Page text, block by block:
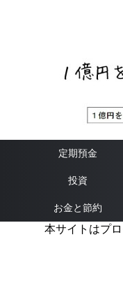
定期預金
投資
お金と節約
本サイトはプ